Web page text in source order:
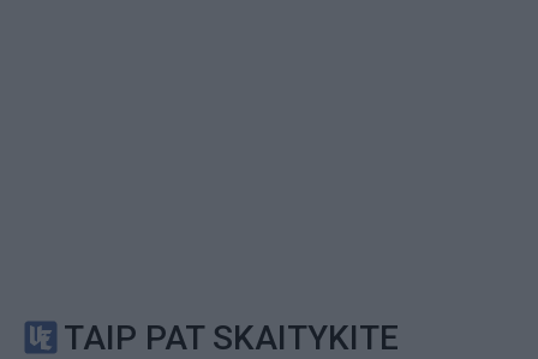
TAIP PAT SKAITYKITE